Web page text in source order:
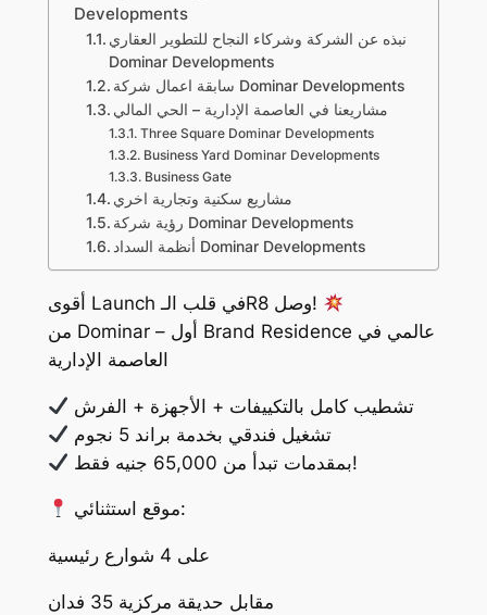
Developments
نبذه عن الشركة وشركاء النجاح للتطوير العقاري
Dominar Developments
سابقة اعمال شركة Dominar Developments
مشاريعنا في العاصمة الإدارية – الحي المالي
Three Square Dominar Developments
Business Yard Dominar Developments
Business Gate
مشاريع سكنية وتجارية اخري
رؤية شركة Dominar Developments
أنظمة السداد Dominar Developments
أقوى Launch في قلب الـR8 وصل!
من Dominar – أول Brand Residence عالمي في
العاصمة الإدارية
تشطيب كامل بالتكييفات + الأجهزة + الفرش
تشغيل فندقي بخدمة براند 5 نجوم
بمقدمات تبدأ من 65,000 جنيه فقط!
موقع استثنائي:
على 4 شوارع رئيسية
مقابل حديقة مركزية 35 فدان